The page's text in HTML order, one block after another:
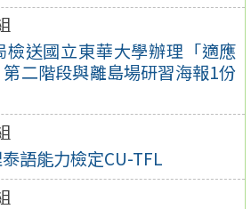
檢送國立東華大學辦理「適應
二階段與離島場研習海報1份
語能力檢定CU-TFL